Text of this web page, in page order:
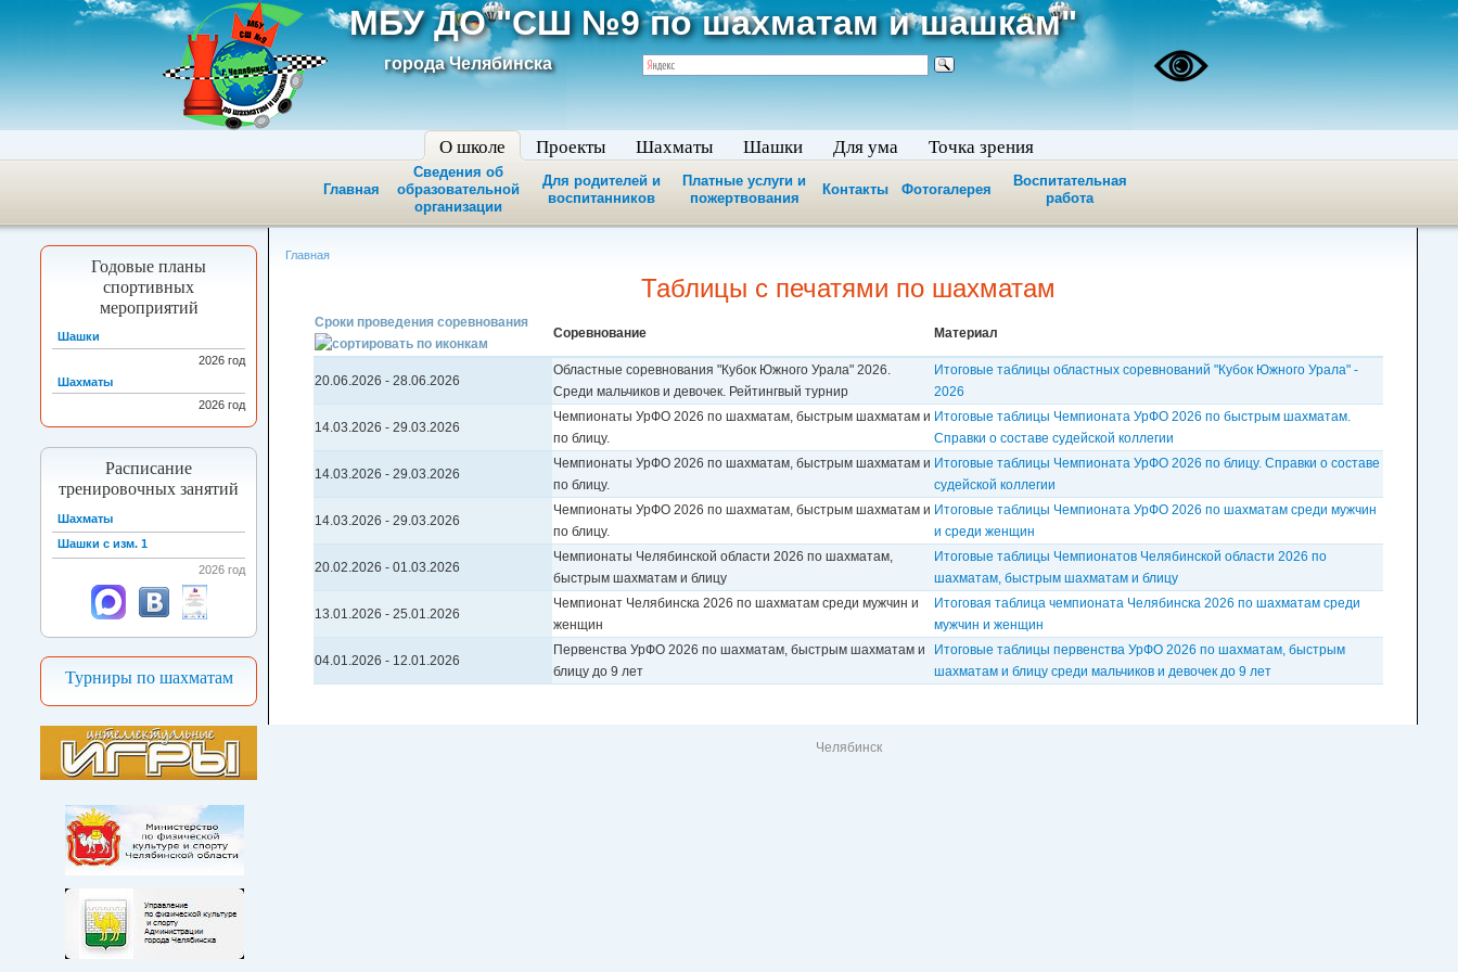
МБУ ДО "СШ №9 по шахматам и шашкам"
города Челябинска
О школе
Главная
Сведения об
образовательной
организации
Для родителей и
воспитанников
Платные услуги и
пожертвования
Контакты Фотогалерея
Воспитательная
работа
Проекты Шахматы Шашки Для ума Точка зрения
Годовые планы
спортивных
мероприятий
Шашки
2026 год
Шахматы
2026 год
Расписание
тренировочных занятий
Шахматы
Шашки с изм. 1
2026 год
Турниры по шахматам
Главная
Таблицы с печатями по шахматам
Сроки проведения соревнования
Соревнование Материал
20.06.2026 - 28.06.2026
Областные соревнования "Кубок Южного Урала" 2026.
Среди мальчиков и девочек. Рейтингвый турнир
Итоговые таблицы областных соревнований "Кубок Южного Урала" -
2026
14.03.2026 - 29.03.2026
Чемпионаты УрФО 2026 по шахматам, быстрым шахматам и
по блицу.
Итоговые таблицы Чемпионата УрФО 2026 по быстрым шахматам.
Справки о составе судейской коллегии
14.03.2026 - 29.03.2026
Чемпионаты УрФО 2026 по шахматам, быстрым шахматам и
по блицу.
Итоговые таблицы Чемпионата УрФО 2026 по блицу. Справки о составе
судейской коллегии
14.03.2026 - 29.03.2026
Чемпионаты УрФО 2026 по шахматам, быстрым шахматам и
по блицу.
Итоговые таблицы Чемпионата УрФО 2026 по шахматам среди мужчин
и среди женщин
20.02.2026 - 01.03.2026
Чемпионаты Челябинской области 2026 по шахматам,
быстрым шахматам и блицу
Итоговые таблицы Чемпионатов Челябинской области 2026 по
шахматам, быстрым шахматам и блицу
13.01.2026 - 25.01.2026
Чемпионат Челябинска 2026 по шахматам среди мужчин и
женщин
Итоговая таблица чемпионата Челябинска 2026 по шахматам среди
мужчин и женщин
04.01.2026 - 12.01.2026
Первенства УрФО 2026 по шахматам, быстрым шахматам и
блицу до 9 лет
Итоговые таблицы первенства УрФО 2026 по шахматам, быстрым
шахматам и блицу среди мальчиков и девочек до 9 лет
Челябинск